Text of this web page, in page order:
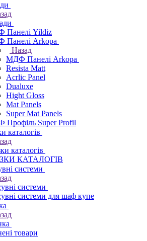
Панелі Yildiz
Панелі Arkopa
Назад
МДФ Панелі Arkopa
Resista Matt
Acrlic Panel
Dualuxe
Hight Gloss
Mat Panels
Super Mat Panels
Super Profil
каталогів
каталогів
КАТАЛОГІВ
системи
системи
системи для шаф купе
товари